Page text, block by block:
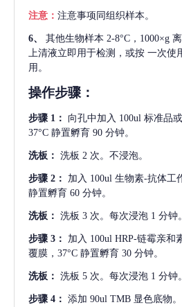
注意： 注意事项同组织样本。
6、 其他生物样本 2-8°C，1000×g
上清液立即用于检测，或按 一次使
用。
操作步骤：
步骤 1： 向孔中加入 100ul 标准品
37°C 静置孵育 90 分钟。
洗板： 洗板 2 次。不浸泡。
步骤 2： 加入 100ul 生物素-抗体工
静置孵育 60 分钟。
洗板： 洗板 3 次。每次浸泡 1 分钟。
步骤 3： 加入 100ul HRP-链霉亲和
覆膜，37°C 静置孵育 30 分钟。
洗板： 洗板 5 次。每次浸泡 1 分钟。
步骤 4： 添加 90ul TMB 显色底物